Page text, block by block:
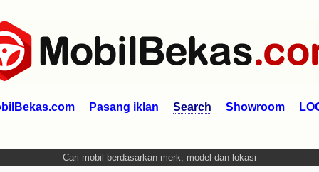
Pasang iklan Search Showroom
Cari mobil berdasarkan merk, model dan lokasi